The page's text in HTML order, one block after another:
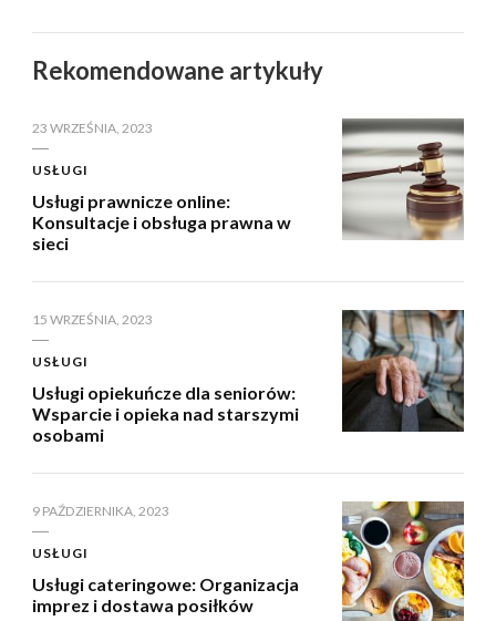
Rekomendowane artykuły
23 WRZEŚNIA, 2023
USŁUGI
Usługi prawnicze online:
Konsultacje i obsługa prawna w
sieci
15 WRZEŚNIA, 2023
USŁUGI
Usługi opiekuńcze dla seniorów:
Wsparcie i opieka nad starszymi
osobami
9 PAŹDZIERNIKA, 2023
USŁUGI
Usługi cateringowe: Organizacja
imprez i dostawa posiłków